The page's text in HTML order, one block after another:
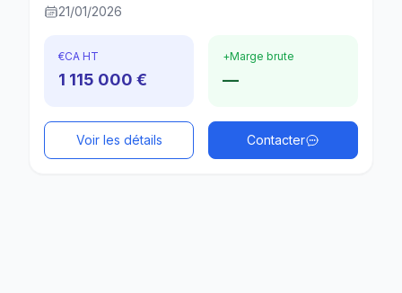
21/01/2026
€CA HT
1 115 000 €
+Marge brute
—
Voir les détails Contacter